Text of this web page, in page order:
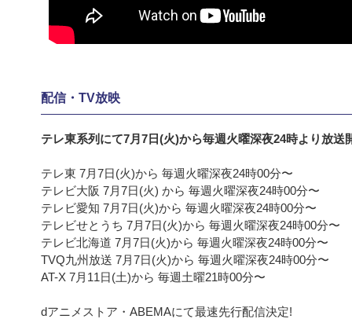
配信・TV放映
テレ東系列にて7月7日(火)から毎週火曜深夜24時より放送
​テレ東 7月7日(火)から 毎週火曜深夜24時00分〜
​テレビ大阪 7月7日(火) から 毎週火曜深夜24時00分〜
​テレビ愛知 7月7日(火)から 毎週火曜深夜24時00分〜
​テレビせとうち 7月7日(火)から 毎週火曜深夜24時00分〜
​テレビ北海道 7月7日(火)から 毎週火曜深夜24時00分〜
​​TVQ九州放送 7月7日(火)から 毎週火曜深夜24時00分〜
​​AT-X 7月11日(土)から 毎週土曜21時00分〜
​dアニメストア・ABEMAにて最速先行配信決定!